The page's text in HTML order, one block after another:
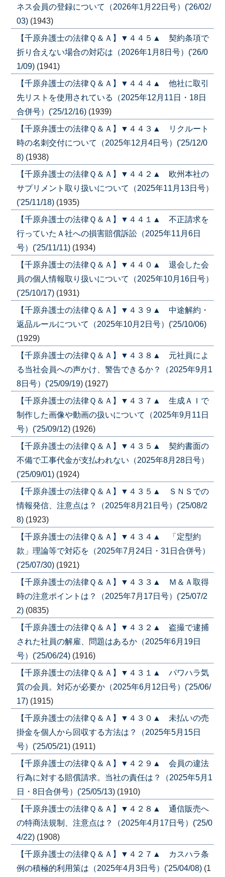
ネス会員の登録について（2026年1月22日号）('26/02/
03) (1943)
【千原弁護士の法律Ｑ＆Ａ】▼４４５▲ 契約条項で
折り合えない場合の対応は（2026年1月8日号）('26/0
1/09) (1941)
【千原弁護士の法律Ｑ＆Ａ】▼４４４▲ 他社に取引
先リストを使用されている（2025年12月11日・18日
合併号）('25/12/16) (1939)
【千原弁護士の法律Ｑ＆Ａ】▼４４３▲ リクルート
時の名刺交付について（2025年12月4日号）('25/12/0
8) (1938)
【千原弁護士の法律Ｑ＆Ａ】▼４４２▲ 欧州本社の
サプリメント取り扱いについて（2025年11月13日号）
('25/11/18) (1935)
【千原弁護士の法律Ｑ＆Ａ】▼４４１▲ 不正請求を
行っていたＡ社への損害賠償訴訟（2025年11月6日
号）('25/11/11) (1934)
【千原弁護士の法律Ｑ＆Ａ】▼４４０▲ 退会した会
員の個人情報取り扱いについて（2025年10月16日号）
('25/10/17) (1931)
【千原弁護士の法律Ｑ＆Ａ】▼４３９▲ 中途解約・
返品ルールについて（2025年10月2日号）('25/10/06)
(1929)
【千原弁護士の法律Ｑ＆Ａ】▼４３８▲ 元社員によ
る当社会員への声かけ、警告できるか？（2025年9月1
8日号）('25/09/19) (1927)
【千原弁護士の法律Ｑ＆Ａ】▼４３７▲ 生成ＡＩで
制作した画像や動画の扱いについて（2025年9月11日
号）('25/09/12) (1926)
【千原弁護士の法律Ｑ＆Ａ】▼４３５▲ 契約書面の
不備で工事代金が支払われない（2025年8月28日号）
('25/09/01) (1924)
【千原弁護士の法律Ｑ＆Ａ】▼４３５▲ ＳＮＳでの
情報発信、注意点は？（2025年8月21日号）('25/08/2
8) (1923)
【千原弁護士の法律Ｑ＆Ａ】▼４３４▲ 「定型約
款」理論等で対応を（2025年7月24日・31日合併号）
('25/07/30) (1921)
【千原弁護士の法律Ｑ＆Ａ】▼４３３▲ Ｍ＆Ａ取得
時の注意ポイントは？（2025年7月17日号）('25/07/2
2) (0835)
【千原弁護士の法律Ｑ＆Ａ】▼４３２▲ 盗撮で逮捕
された社員の解雇、問題はあるか（2025年6月19日
号）('25/06/24) (1916)
【千原弁護士の法律Ｑ＆Ａ】▼４３１▲ パワハラ気
質の会員。対応が必要か（2025年6月12日号）('25/06/
17) (1915)
【千原弁護士の法律Ｑ＆Ａ】▼４３０▲ 未払いの売
掛金を個人から回収する方法は？（2025年5月15日
号）('25/05/21) (1911)
【千原弁護士の法律Ｑ＆Ａ】▼４２９▲ 会員の違法
行為に対する賠償請求。当社の責任は？（2025年5月1
日・8日合併号）('25/05/13) (1910)
【千原弁護士の法律Ｑ＆Ａ】▼４２８▲ 通信販売へ
の特商法規制、注意点は？（2025年4月17日号）('25/0
4/22) (1908)
【千原弁護士の法律Ｑ＆Ａ】▼４２７▲ カスハラ条
例の積極的利用策は（2025年4月3日号）('25/04/08) (1